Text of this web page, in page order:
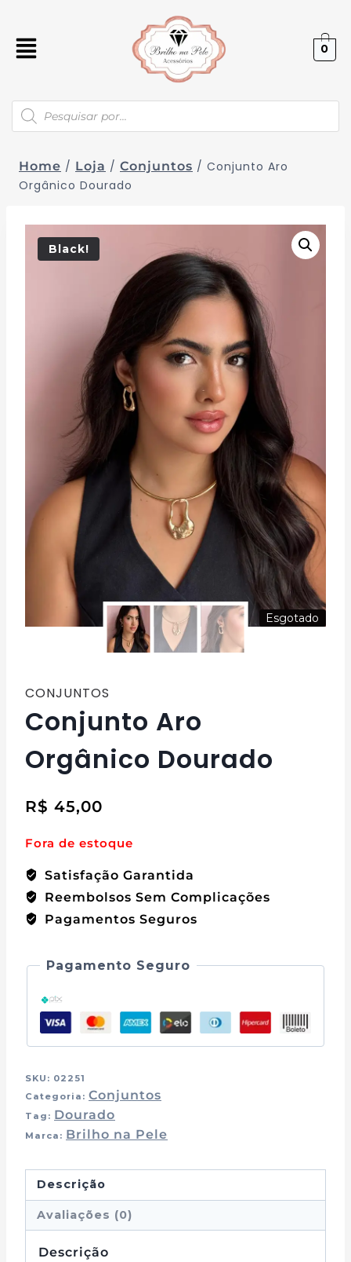
0
Home / Loja / Conjuntos / Conjunto Aro
Orgânico Dourado
Black!
Esgotado
CONJUNTOS
Conjunto Aro
Orgânico Dourado
R$ 45,00
Fora de estoque
Satisfação Garantida
Reembolsos Sem Complicações
Pagamentos Seguros
Pagamento Seguro
SKU: 02251
Categoria: Conjuntos
Tag: Dourado
Marca: Brilho na Pele
Descrição
Avaliações (0)
Descrição